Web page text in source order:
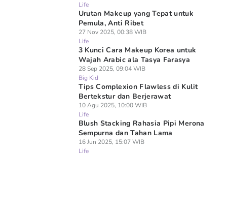
Life
Urutan Makeup yang Tepat untuk
Pemula, Anti Ribet
27 Nov 2025, 00:38 WIB
Life
3 Kunci Cara Makeup Korea untuk
Wajah Arabic ala Tasya Farasya
28 Sep 2025, 09:04 WIB
Big Kid
Tips Complexion Flawless di Kulit
Bertekstur dan Berjerawat
10 Agu 2025, 10:00 WIB
Life
Blush Stacking Rahasia Pipi Merona
Sempurna dan Tahan Lama
16 Jun 2025, 15:07 WIB
Life